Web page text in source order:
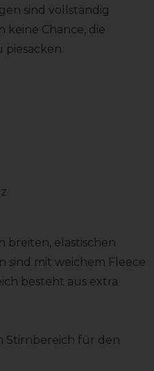
sind vollständig
keine Chance, die
breiten, elastischen
sind mit weichem Fleece
besteht aus extra
Stirnbereich für den